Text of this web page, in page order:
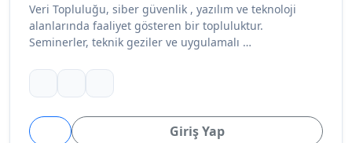
Veri Topluluğu, siber güvenlik , yazılım ve teknoloji
alanlarında faaliyet gösteren bir topluluktur.
Seminerler, teknik geziler ve uygulamalı …
Giriş Yap